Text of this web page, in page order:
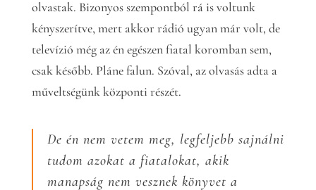
olvastak. Bizonyos szempontból rá is voltunk
kényszerítve, mert akkor rádió ugyan már volt, de
televízió még az én egészen fiatal koromban sem,
csak később. Pláne falun. Szóval, az olvasás adta a
műveltségünk központi részét.
De én nem vetem meg, legfeljebb sajnálni
tudom azokat a fiatalokat, akik
manapság nem vesznek könyvet a